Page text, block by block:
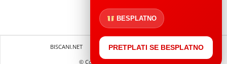
BISCANI.NET Impressum
Uvjeti korištenja
© Copryright 2004 - 2025.
BESPLATNO
PRETPLATI SE BESPLATNO